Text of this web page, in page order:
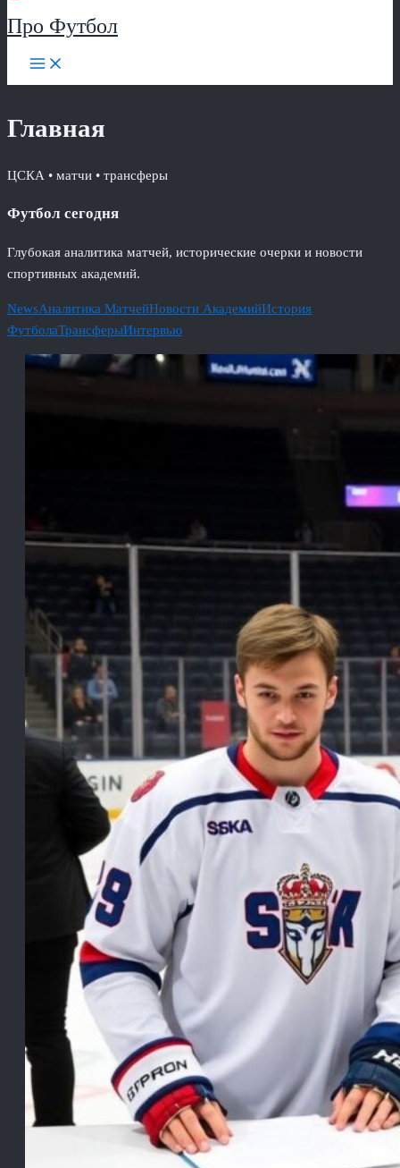
Про Футбол
Главная
ЦСКА • матчи • трансферы
Футбол сегодня
Глубокая аналитика матчей, исторические очерки и новости
спортивных академий.
NewsАналитика МатчейНовости АкадемийИстория
ФутболаТрансферыИнтервью